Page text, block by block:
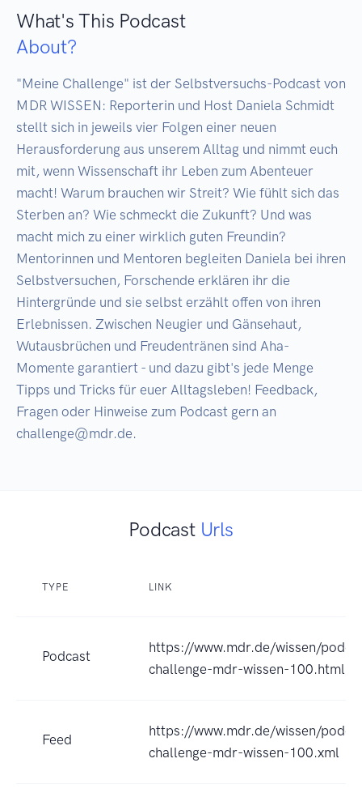
What's This Podcast
About?
"Meine Challenge" ist der Selbstversuchs-Podcast von
MDR WISSEN: Reporterin und Host Daniela Schmidt
stellt sich in jeweils vier Folgen einer neuen
Herausforderung aus unserem Alltag und nimmt euch
mit, wenn Wissenschaft ihr Leben zum Abenteuer
macht! Warum brauchen wir Streit? Wie fühlt sich das
Sterben an? Wie schmeckt die Zukunft? Und was
macht mich zu einer wirklich guten Freundin?
Mentorinnen und Mentoren begleiten Daniela bei ihren
Selbstversuchen, Forschende erklären ihr die
Hintergründe und sie selbst erzählt offen von ihren
Erlebnissen. Zwischen Neugier und Gänsehaut,
Wutausbrüchen und Freudentränen sind Aha-
Momente garantiert - und dazu gibt's jede Menge
Tipps und Tricks für euer Alltagsleben! Feedback,
Fragen oder Hinweise zum Podcast gern an
challenge@mdr.de.
Podcast Urls
TYPE LINK
Podcast
https://www.mdr.de/wissen/
challenge-mdr-wissen-100.html
Feed
https://www.mdr.de/wissen/
challenge-mdr-wissen-100.xml